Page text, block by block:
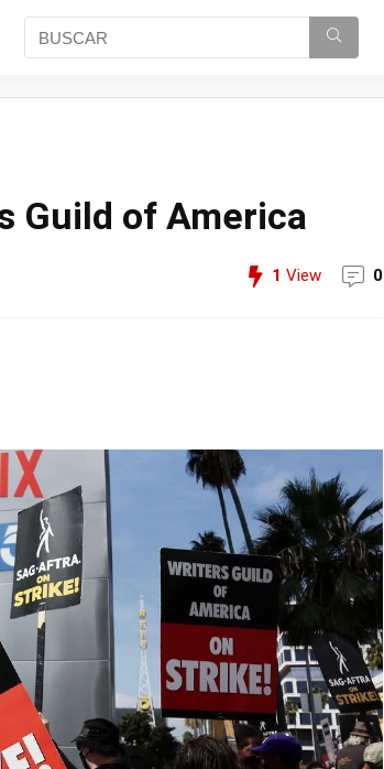
Guild of America
1 View 0